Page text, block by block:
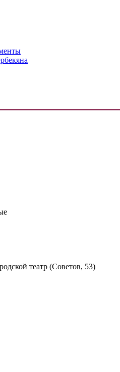
театр (Советов, 53)